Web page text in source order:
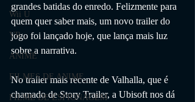
Wii U
VR
ANIME
FILMES DE ANIME
FILME DE ESPIONAGEM
grandes batidas do enredo. Felizmente para
quem quer saber mais, um novo trailer do
jogo foi lançado hoje, que lança mais luz
sobre a narrativa.
No trailer mais recente de Valhalla, que é
chamado de Story Trailer, a Ubisoft nos dá